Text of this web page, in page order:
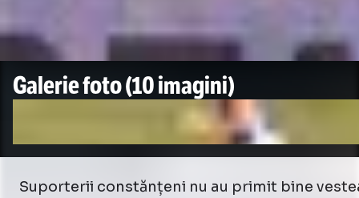
Galerie foto(10 imagini)
Suporterii constănțeni nu au primit bine